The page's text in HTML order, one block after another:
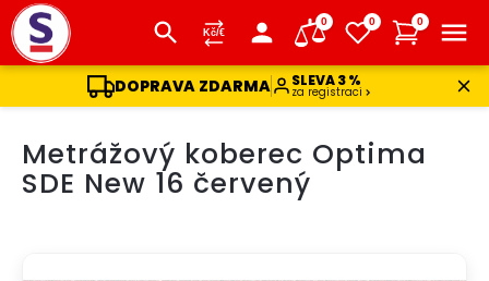
DOPRAVA ZDARMA SLEVA 3 %
za registraci
0 0 0
obsahMetrážový koberec Optima
SDE New 16 červený